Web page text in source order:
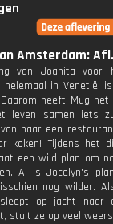
Amsterdam:
van Joanita voor
in Venetië,
heeft Mug het
leven samen iets
naar een
koken! Tijdens het
een wild plan om
Al is Jocelyn's
nog wilder.
op jacht naar
stuit ze op veel